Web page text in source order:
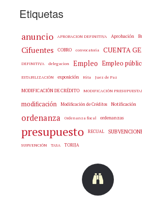
Etiquetas
anuncio APROBACION DEFINITIVA Aprobación
Cifuentes COBRO convocatoria CUENTA
DEFINITIVA delegacion Empleo Empleo
ESTABILIZACIÓN exposición Hita Juez de Paz
MODIFICACIÓN DE CRÉDITO MODIFICACIÓN
modificación Modificación de Créditos Notificación
ordenanza Ordenanza fiscal ordenanzas
presupuesto RECUAL
SUBVENCIÓN TASA TORIJA